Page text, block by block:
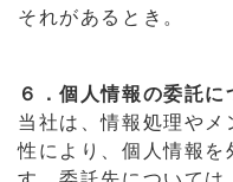
それがあるとき。
６．個人情報の委託に
当社は、情報処理や
性により、個人情報を